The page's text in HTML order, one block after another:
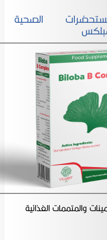
الصحية
والمتممات الغذائية